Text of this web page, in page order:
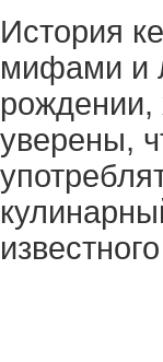
История
мифами и
рождении,
уверены,